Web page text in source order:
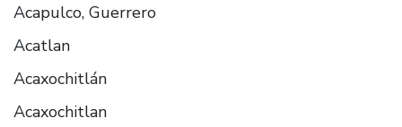
Acapulco, Guerrero
Acatlan
Acaxochitlán
Acaxochitlan